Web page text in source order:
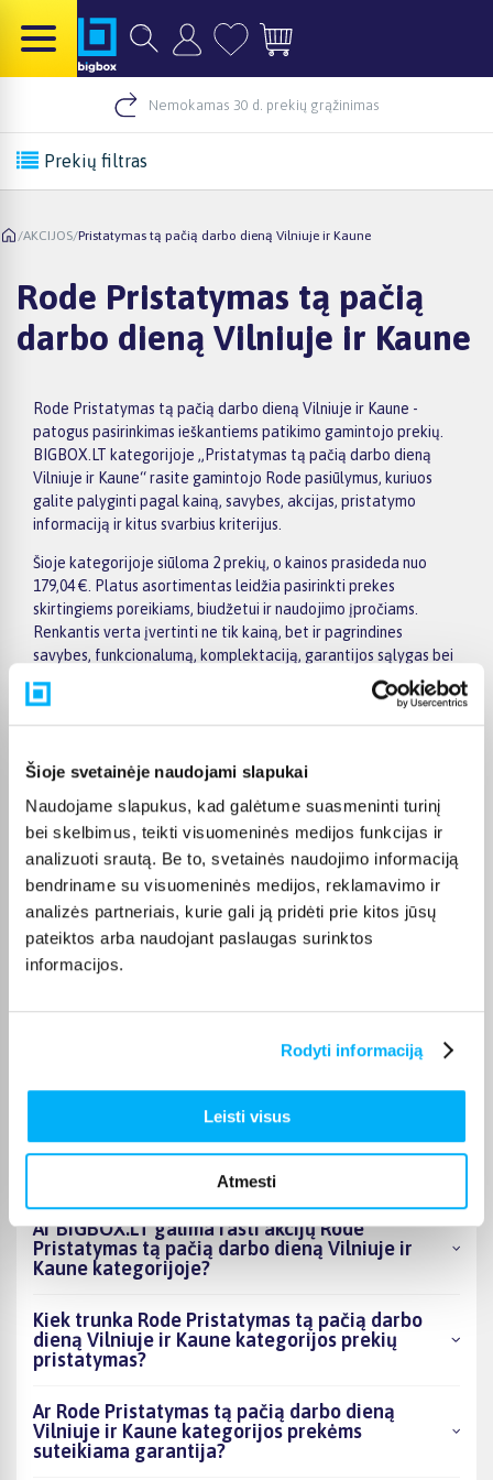
Šioje svetainėje naudojami slapukai
Naudojame slapukus, kad galėtume suasmeninti turinį
bei skelbimus, teikti visuomeninės medijos funkcijas ir
analizuoti srautą. Be to, svetainės naudojimo informaciją
bendriname su visuomeninės medijos, reklamavimo ir
analizės partneriais, kurie gali ją pridėti prie kitos jūsų
pateiktos arba naudojant paslaugas surinktos
informacijos.
Rodyti informaciją
Leisti visus
Atmesti
Nemokamas 30 d. prekių grąžinimas
Prekių filtras
/AKCIJOS/Pristatymas tą pačią darbo dieną Vilniuje ir Kaune
Rode Pristatymas tą pačią
darbo dieną Vilniuje ir Kaune
Rode Pristatymas tą pačią darbo dieną Vilniuje ir Kaune -
patogus pasirinkimas ieškantiems patikimo gamintojo prekių.
BIGBOX.LT kategorijoje „Pristatymas tą pačią darbo dieną
Vilniuje ir Kaune“ rasite gamintojo Rode pasiūlymus, kuriuos
galite palyginti pagal kainą, savybes, akcijas, pristatymo
informaciją ir kitus svarbius kriterijus.
Šioje kategorijoje siūloma 2 prekių, o kainos prasideda nuo
179,04 €. Platus asortimentas leidžia pasirinkti prekes
skirtingiems poreikiams, biudžetui ir naudojimo įpročiams.
Renkantis verta įvertinti ne tik kainą, bet ir pagrindines
savybes, funkcionalumą, komplektaciją, garantijos sąlygas bei
taikomus specialius pasiūlymus.
Atsižvelkite į jums svarbiausius kriterijus, pristatymo
informaciją ir prekės aprašymą, kad galėtumėte priimti patogų
ir apgalvotą sprendimą.
Palyginkite Rode prekes BIGBOX.LT ir išsirinkite tinkamiausią
variantą internetu.
Kokie Rode Pristatymas tą pačią darbo dieną
Vilniuje ir Kaune kategorijoje esantys
produktai šiuo metu populiariausi?
Kiek prekių yra Rode Pristatymas tą pačią
darbo dieną Vilniuje ir Kaune kategorijos
asortimente ir kokia žemiausia kaina?
Ar BIGBOX.LT galima rasti akcijų Rode
Pristatymas tą pačią darbo dieną Vilniuje ir
Kaune kategorijoje?
Kiek trunka Rode Pristatymas tą pačią darbo
dieną Vilniuje ir Kaune kategorijos prekių
pristatymas?
Ar Rode Pristatymas tą pačią darbo dieną
Vilniuje ir Kaune kategorijos prekėms
suteikiama garantija?